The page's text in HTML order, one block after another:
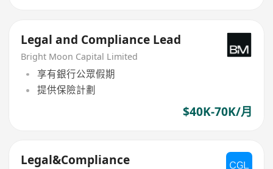
Legal and Compliance Lead
Bright Moon Capital Limited
享有銀行公眾假期
提供保險計劃
$40K-70K/月
Legal&Compliance